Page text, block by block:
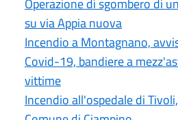
su via Appia nuova
Incendio a Montagnano,
Covid-19, bandiere a
vittime
Incendio all'ospedale di